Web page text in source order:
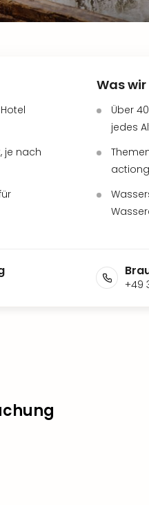
je nach
Was
Über
jedes
+49